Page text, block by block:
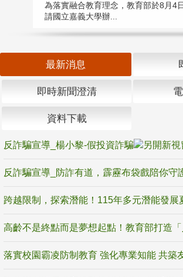
為落實融合教育理念，教育部於8月4
請國立嘉義大學辦...
最新消息
即時新聞澄清
資料下載
反詐騙宣導_楊小黎-假投資詐騙
落實校園霸凌防制教育 強化專業知能 共築